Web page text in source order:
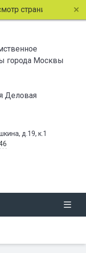
сайта, вы
города Москвы
Деловая
д.19, к.1